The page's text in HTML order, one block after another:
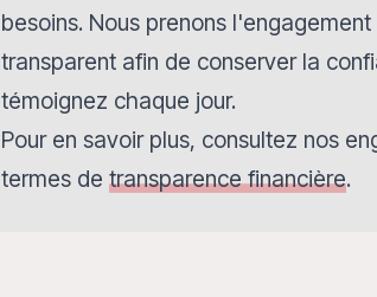
besoins. Nous prenons
transparent afin de conserver la
témoignez chaque jour.
Pour en savoir plus, consultez nos
termes de transparence financière.